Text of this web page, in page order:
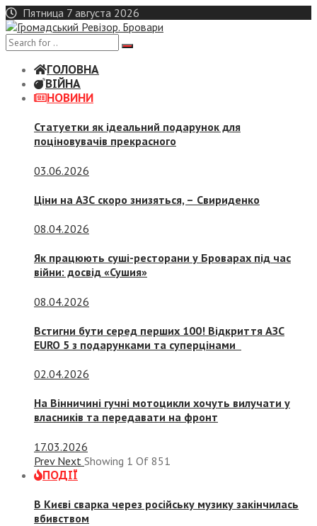
Skip
to
content
Пятница 7 августа 2026
ГОЛОВНА
ВІЙНА
НОВИНИ
Статуетки як ідеальний подарунок для
поціновувачів прекрасного
03.06.2026
Ціни на АЗС скоро знизяться, – Свириденко
08.04.2026
Як працюють суші-ресторани у Броварах під час
війни: досвід «Сушия»
08.04.2026
Встигни бути серед перших 100! Відкриття АЗС
EURO 5 з подарунками та суперцінами
02.04.2026
На Вінничині гучні мотоцикли хочуть вилучати у
власників та передавати на фронт
17.03.2026
Prev Next Showing 1 Of 851
ПОДІЇ
В Києві сварка через російську музику закінчилась
вбивством